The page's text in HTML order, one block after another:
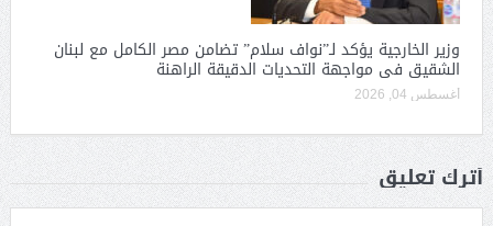
وزير الخارجية يؤكد لـ”نواف سلام” تضامن مصر الكامل مع لبنان
الشقيق فى مواجهة التحديات الدقيقة الراهنة
أغسطس 04, 2026
أترك تعليق